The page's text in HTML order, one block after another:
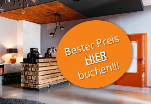
Bester Preis
HIER
buchen!!!